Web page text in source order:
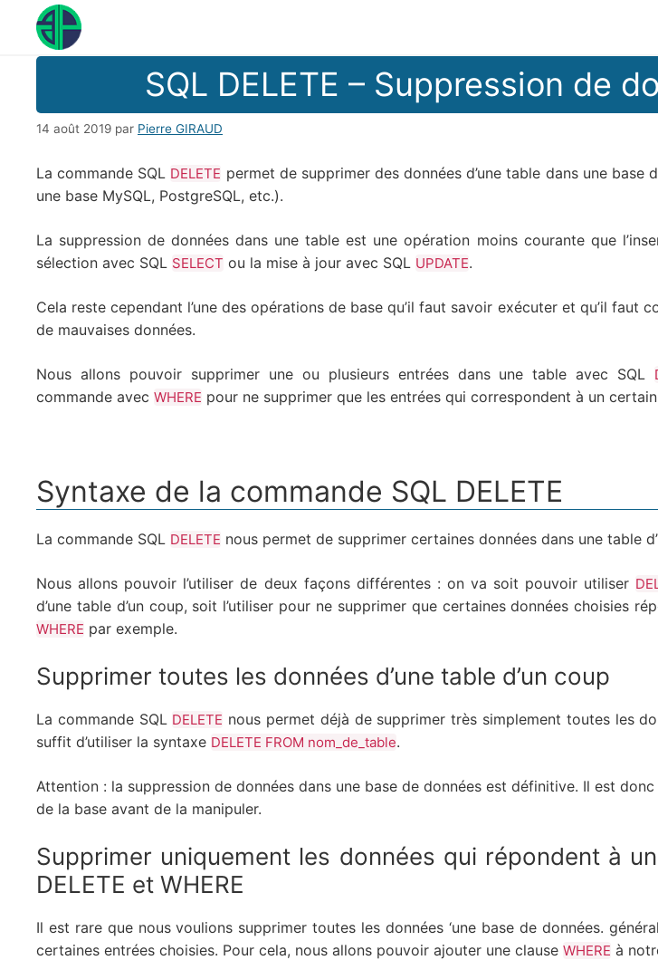
contenu
SQL DELETE – Suppression de
14 août 2019 par Pierre GIRAUD
La commande SQL DELETE permet de supprimer des données d’une table dans une
une base MySQL, PostgreSQL, etc.).
La suppression de données dans une table est une opération moins courante que
sélection avec SQL SELECT ou la mise à jour avec SQL UPDATE.
Cela reste cependant l’une des opérations de base qu’il faut savoir exécuter et qu’il faut
de mauvaises données.
Nous allons pouvoir supprimer une ou plusieurs entrées dans une table avec SQL
commande avec WHERE pour ne supprimer que les entrées qui correspondent à un
Syntaxe de la commande SQL DELETE
La commande SQL DELETE nous permet de supprimer certaines données dans une table
Nous allons pouvoir l’utiliser de deux façons différentes : on va soit pouvoir utiliser
d’une table d’un coup, soit l’utiliser pour ne supprimer que certaines données choisies
WHERE par exemple.
Supprimer toutes les données d’une table d’un coup
La commande SQL DELETE nous permet déjà de supprimer très simplement toutes les
suffit d’utiliser la syntaxe DELETE FROM nom_de_table.
Attention : la suppression de données dans une base de données est définitive. Il est
de la base avant de la manipuler.
Supprimer uniquement les données qui répondent à
DELETE et WHERE
Il est rare que nous voulions supprimer toutes les données ‘une base de données.
certaines entrées choisies. Pour cela, nous allons pouvoir ajouter une clause WHERE à